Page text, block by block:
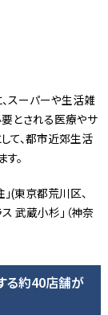
、スーパーや生活雑
要とされる医療やサ
て、都市近郊生活
。
(東京都荒川区、
武蔵小杉」（神奈
る約40店舗が